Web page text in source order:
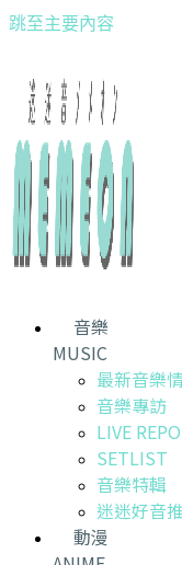
跳至主要內容
音樂
MUSIC
最新音樂
音樂專訪
LIVE
SETLIST
音樂特輯
迷迷好音
動漫